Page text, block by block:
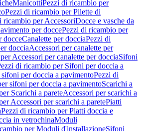
ManicottiPezzi di ricambio per
Pezzi di ricambio per Pilette di
ricambio per AccessoriDocce e vasche da
per doccePezzi di ricambio per
docceCanalette per docciaPezzi di
docciaAccessori per canalette per
Accessori per canalette per docciaSifoni
di ricambio per Sifoni per doccia a
per doccia a pavimentoPezzi di
sifoni per doccia a pavimentoScarichi a
Scarichi a pareteAccessori per scarichi a
Accessori per scarichi a paretePiatti
Pezzi di ricambio per Piatti doccia e
in vetrochinaModuli
per Moduli d'installazioneSifoni